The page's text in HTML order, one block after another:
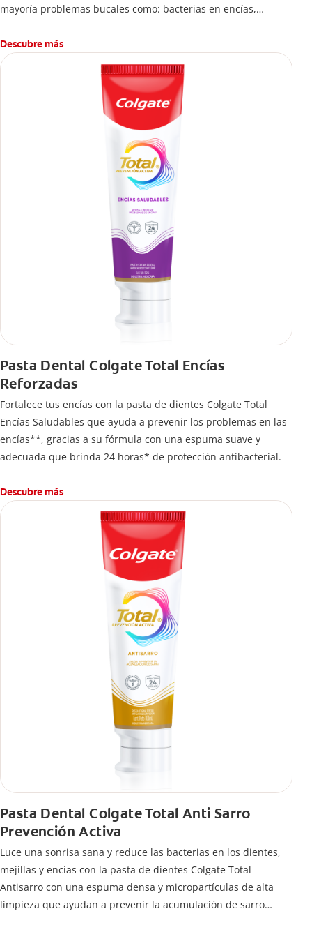
mayoría problemas bucales como: bacterias en encías,
caries.
Descubre más
Pasta Dental Colgate Total Encías
Reforzadas
Fortalece tus encías con la pasta de dientes Colgate Total
Encías Saludables que ayuda a prevenir los problemas en las
encías**, gracias a su fórmula con una espuma suave y
adecuada que brinda 24 horas* de protección antibacterial.
Descubre más
Pasta Dental Colgate Total Anti Sarro
Prevención Activa
Luce una sonrisa sana y reduce las bacterias en los dientes,
mejillas y encías con la pasta de dientes Colgate Total
Antisarro con una espuma densa y micropartículas de alta
limpieza que ayudan a prevenir la acumulación de sarro